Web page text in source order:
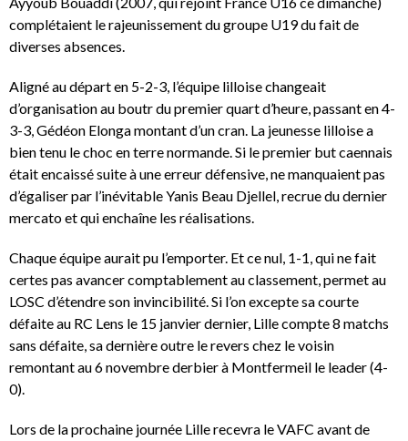
complétaient le rajeunissement du groupe U19 du fait de
diverses absences.
Aligné au départ en 5-2-3, l’équipe lilloise changeait
d’organisation au boutr du premier quart d’heure, passant en 4-
3-3, Gédéon Elonga montant d’un cran. La jeunesse lilloise a
bien tenu le choc en terre normande. Si le premier but caennais
était encaissé suite à une erreur défensive, ne manquaient pas
d’égaliser par l’inévitable Yanis Beau Djellel, recrue du dernier
mercato et qui enchaîne les réalisations.
Chaque équipe aurait pu l’emporter. Et ce nul, 1-1, qui ne fait
certes pas avancer comptablement au classement, permet au
LOSC d’étendre son invincibilité. Si l’on excepte sa courte
défaite au RC Lens le 15 janvier dernier, Lille compte 8 matchs
sans défaite, sa dernière outre le revers chez le voisin
remontant au 6 novembre derbier à Montfermeil le leader (4-
0).
Lors de la prochaine journée Lille recevra le VAFC avant de